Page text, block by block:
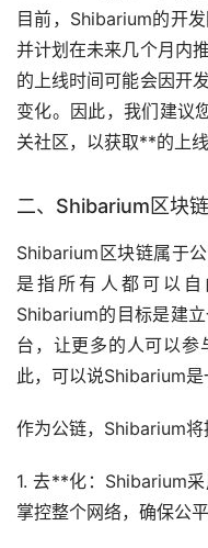
目前，Shibarium的开
并计划在未来几个月内
的上线时间可能会因开
变化。因此，我们建议
关社区，以获取**的上线
二、Shibarium区块链
Shibarium区块链属于
是指所有人都可以自
Shibarium的目标是建
台，让更多的人可以参
此，可以说Shibarium是
作为公链，Shibarium将
1. 去**化：Shibarium
掌控整个网络，确保公